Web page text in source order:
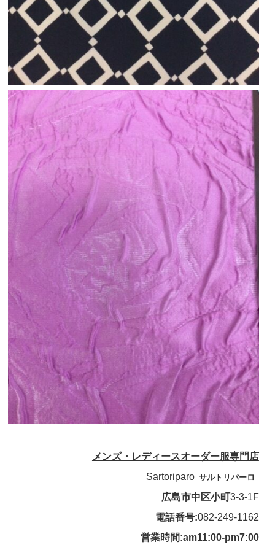
メンズ・レディースオーダー服専門店
Sartoriparo–サルトリパーロ–
広島市中区小町3-3-1F
電話番号:082-249-1162
営業時間:am11:00-pm7:00